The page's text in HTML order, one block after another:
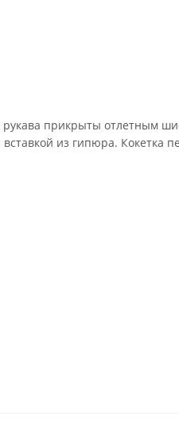
рукава прикрыты отлетным
из гипюра. Кокетка